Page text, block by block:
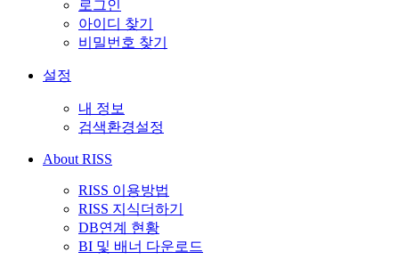
로그인
아이디 찾기
비밀번호 찾기
설정
내 정보
검색환경설정
About RISS
RISS 이용방법
RISS 지식더하기
DB연계 현황
BI 및 배너 다운로드